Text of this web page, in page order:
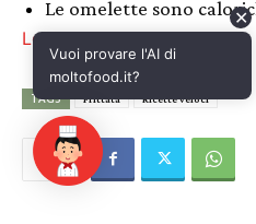
✕
Vuoi provare l'AI di
moltofood.it?